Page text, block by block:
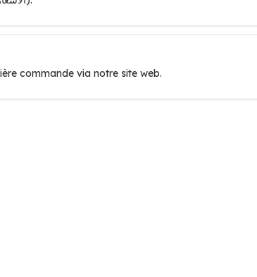
commande via notre site web.